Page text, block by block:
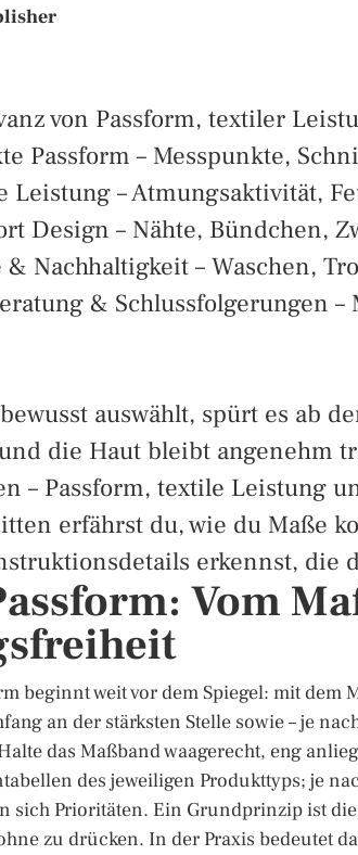
von Passform, textiler
Passform – Messpunkte,
Leistung – Atmungsaktivität,
Design – Nähte, Bündchen,
& Nachhaltigkeit – Waschen,
& Schlussfolgerungen
auswählt, spürt es ab
die Haut bleibt angenehm
– Passform, textile Leistung
erfährst du, wie du Maße
erkennst, die
Vom
beginnt weit vor dem Spiegel: mit dem
an der stärksten Stelle sowie – je
das Maßband waagerecht, eng
des jeweiligen Produkttyps; je
sich Prioritäten. Ein Grundprinzip ist
zu drücken. In der Praxis bedeutet